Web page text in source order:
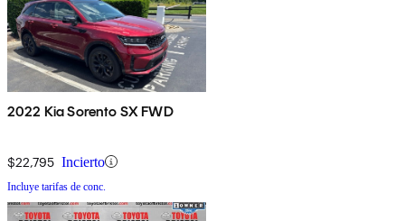
2022 Kia Sorento SX FWD
$22,795 Incierto
Incluye tarifas de conc.